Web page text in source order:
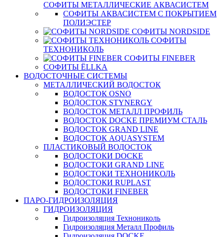
СОФИТЫ МЕТАЛЛИЧЕСКИЕ АКВАСИСТЕМ
СОФИТЫ АКВАСИСТЕМ С ПОКРЫТИЕМ
ПОЛИЭСТЕР
СОФИТЫ NORDSIDE
СОФИТЫ
ТЕХНОНИКОЛЬ
СОФИТЫ FINEBER
СОФИТЫ ЁLLKA
ВОДОСТОЧНЫЕ СИСТЕМЫ
МЕТАЛЛИЧЕСКИЙ ВОДОСТОК
ВОДОСТОК OSNO
ВОДОСТОК STYNERGY
ВОДОСТОК МЕТАЛЛ ПРОФИЛЬ
ВОДОСТОК DOCKE ПРЕМИУМ СТАЛЬ
ВОДОСТОК GRAND LINE
ВОДОСТОК AQUASYSTEM
ПЛАСТИКОВЫЙ ВОДОСТОК
ВОДОСТОКИ DOCKE
ВОДОСТОКИ GRAND LINE
ВОДОСТОКИ ТЕХНОНИКОЛЬ
ВОДОСТОКИ RUPLAST
ВОДОСТОКИ FINEBER
ПАРО-ГИДРОИЗОЛЯЦИЯ
ГИДРОИЗОЛЯЦИЯ
Гидроизоляция Технониколь
Гидроизоляция Металл Профиль